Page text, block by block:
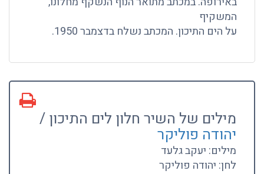
המשקיף
על הים התיכון. המכתב נשלח בדצמבר 1950.
מילים של השיר חלון לים התיכון /
יהודה פוליקר
מילים: יעקב גלעד
לחן: יהודה פוליקר